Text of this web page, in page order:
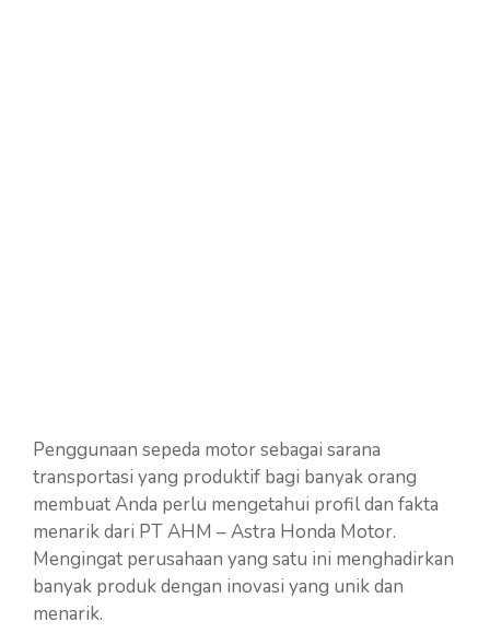
Penggunaan sepeda motor sebagai sarana
transportasi yang produktif bagi banyak orang
membuat Anda perlu mengetahui profil dan fakta
menarik dari PT AHM – Astra Honda Motor.
Mengingat perusahaan yang satu ini menghadirkan
banyak produk dengan inovasi yang unik dan
menarik.